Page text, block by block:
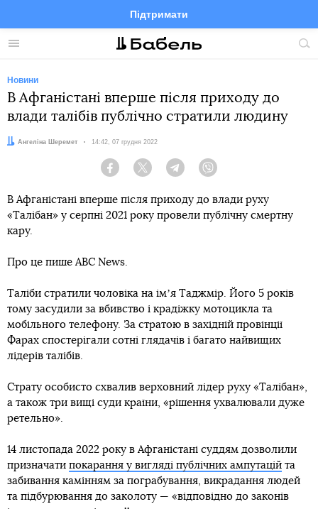
Меню
Підтримати
FacebookTelegramTwitter
Новини
В Афганістані вперше після приходу до
влади талібів публічно стратили людину
Автор:
Ангеліна Шеремет Дата:
14:42, 07 грудня 2022
Facebook Twitter Telegram
В Афганістані вперше після приходу до влади руху
«Талібан» у серпні 2021 року провели публічну смертну
кару.
Про це пише ABC News.
Таліби стратили чоловіка на імʼя Таджмір. Його 5 років
тому засудили за вбивство і крадіжку мотоцикла та
мобільного телефону. За стратою в західній провінції
Фарах спостерігали сотні глядачів і багато найвищих
лідерів талібів.
Страту особисто схвалив верховний лідер руху «Талібан»,
а також три вищі суди країни, «рішення ухвалювали дуже
ретельно».
14 листопада 2022 року в Афганістані суддям дозволили
призначати покарання у вигляді публічних ампутацій та
забивання камінням за пограбування, викрадання людей
та підбурювання до заколоту — «відповідно до законів